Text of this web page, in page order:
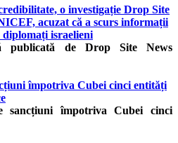
o investigație Drop Site
acuzat că a scurs informații
israelieni
publicată de Drop Site News
împotriva Cubei cinci entități
împotriva Cubei cinci